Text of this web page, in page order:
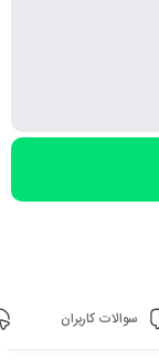
سوالات کاربران